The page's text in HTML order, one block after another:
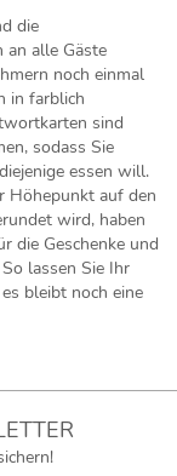
die
an alle Gäste
noch einmal
in farblich
sind
sodass Sie
essen will.
Höhepunkt auf den
wird, haben
die Geschenke und
lassen Sie Ihr
bleibt noch eine